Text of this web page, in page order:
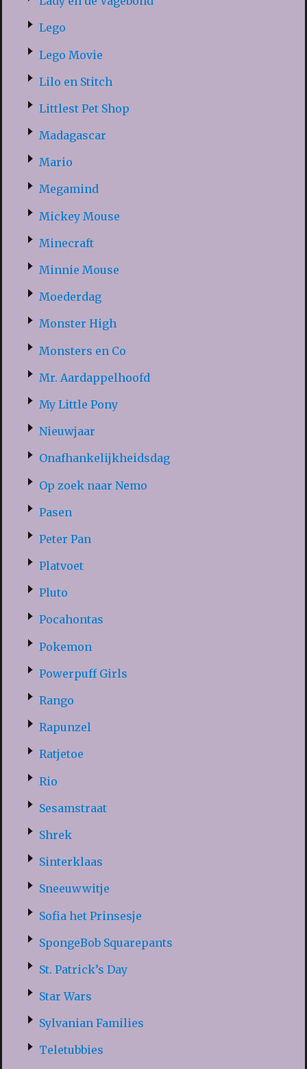
Lego
Lego Movie
Lilo en Stitch
Littlest Pet Shop
Madagascar
Mario
Megamind
Mickey Mouse
Minecraft
Minnie Mouse
Moederdag
Monster High
Monsters en Co
Mr. Aardappelhoofd
My Little Pony
Nieuwjaar
Onafhankelijkheidsdag
Op zoek naar Nemo
Pasen
Peter Pan
Platvoet
Pluto
Pocahontas
Pokemon
Powerpuff Girls
Rango
Rapunzel
Ratjetoe
Rio
Sesamstraat
Shrek
Sinterklaas
Sneeuwwitje
Sofia het Prinsesje
SpongeBob Squarepants
St. Patrick’s Day
Star Wars
Sylvanian Families
Teletubbies